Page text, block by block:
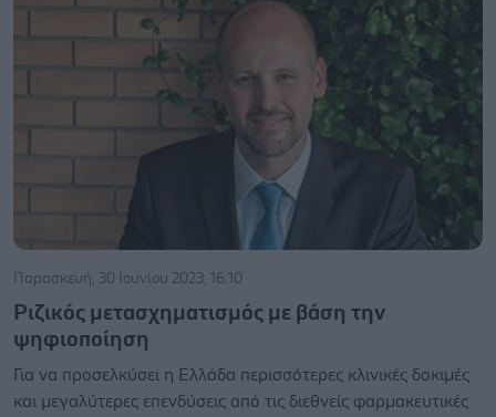
Παρασκευή, 30 Ιουνίου 2023, 16:10
Ριζικός μετασχηματισμός με βάση την
ψηφιοποίηση
Για να προσελκύσει η Ελλάδα περισσότερες κλινικές δοκιμές
και μεγαλύτερες επενδύσεις από τις διεθνείς φαρμακευτικές